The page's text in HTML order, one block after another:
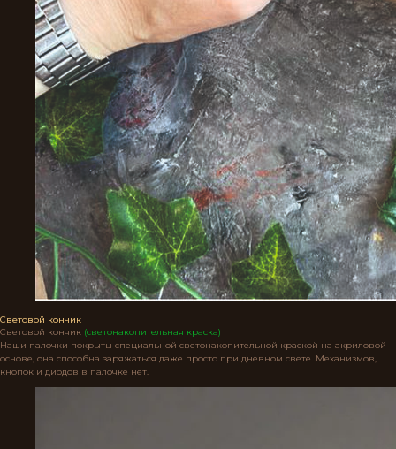
Световой кончик
Световой кончик (светонакопительная краска)
Наши палочки покрыты специальной светонакопительной краской на акриловой
основе, она способна заряжаться даже просто при дневном свете. Механизмов,
кнопок и диодов в палочке нет.